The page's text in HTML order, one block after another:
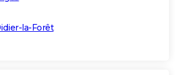
la-Forêt